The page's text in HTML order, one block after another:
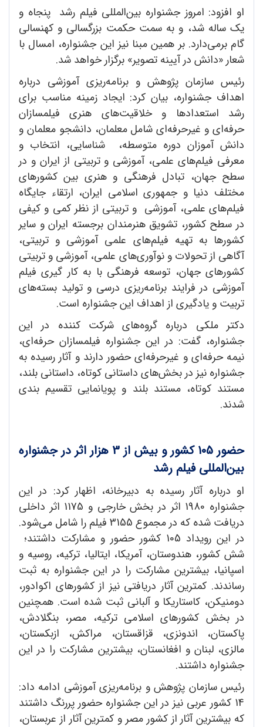
او افزود: امروز جشنواره بین‌المللی فیلم رشد پنجاه و
یک ساله شد، و به سمت حکمت بزرگسالی و کهنسالی
گام بر‌می‌دارد. بر همین مبنا نیز این جشنواره، امسال با
شعار «دانش در آیینه تصویر» برگزار خواهد شد.
رئیس سازمان پژوهش و برنامه‌ریزی آموزشی درباره
اهداف جشنواره، بیان کرد: ایجاد زمینه مناسب برای
رشد استعدادها و خلاقیت‌های هنری فیلمسازان
حرفه‌ای و غیرحرفه‌ای شامل معلمان، دانشجو معلمان و
دانش آموزان دوره متوسطه، شناسایی، انتخاب و
معرفی فیلم‌‌های علمی، آموزشی و تربیتی از ایران و در
سطح جهان، تبادل فرهنگی و هنری بین کشورهای
مختلف دنیا و جمهوری اسلامی ایران، ارتقاء جایگاه
فیلم‌های علمی، آموزشی و تربیتی از نظر کمی و کیفی
در سطح کشور، تشویق هنرمندان برجسته ایران و سایر
کشورها به تهیه فیلم‌های علمی آموزشی و تربیتی،
آگاهی از تحولات و نوآوری‌های علمی، آموزشی و تربیتی
کشورهای جهان، توسعه فرهنگی با به کار گیری فیلم
آموزشی در فرایند برنامه‌ریزی درسی و تولید بسته‌های
تربیت و یادگیری از اهداف این جشنواره است.
دکتر ملکی درباره گروه‌های شرکت کننده در این
جشنواره، گفت: در این جشنواره فیلمسازان حرفه‌ای،
نیمه حرفه‌ای و غیرحرفه‌ای حضور دارند و آثار رسیده به
جشنواره نیز در بخش‌های داستانی کوتاه، داستانی بلند،
مستند کوتاه، مستند بلند و پویانمایی تقسیم بندی
شدند.
حضور 105 کشور و بیش از 3 هزار اثر در جشنواره
بین‌المللی فیلم رشد
او درباره آثار رسیده به دبیرخانه، اظهار کرد: در این
جشنواره 1980 اثر در بخش خارجی و 1175 اثر داخلی
دریافت شده که در مجموع 3155 فیلم را شامل می‌شود.
در این رویداد 105 کشور حضور و مشارکت داشتند؛
شش کشور، هندوستان، آمریکا، ایتالیا، ترکیه، روسیه و
اسپانیا، بیشترین مشارکت را در این جشنواره به ثبت
رساندند. کمترین آثار دریافتی نیز از کشورهای اکوادور،
دومنیکن، کاستاریکا و آلبانی ثبت شده است. همچنین
در بخش کشورهای اسلامی ترکیه، مصر، بنگلادش،
پاکستان، اندونزی، قزاقستان، مراکش، ازبکستان،
مالزی، لبنان و افغانستان، بیشترین مشارکت را در این
جشنواره داشتند.
رئیس سازمان پژوهش و برنامه‌ریزی آموزشی ادامه داد:
14 کشور عربی نیز در این جشنواره حضور پررنگ داشتند
که بیشترین آثار از کشور مصر و کمترین آثار از عربستان،